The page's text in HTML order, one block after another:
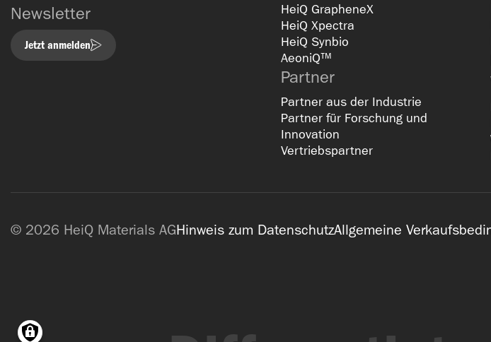
Newsletter
Jetzt anmelden
HeiQ GrapheneX
HeiQ Xpectra
HeiQ Synbio
AeoniQ™
Partner
Partner aus der Industrie
Partner für Forschung und
Innovation
Vertriebspartner
© 2026 HeiQ Materials AGHinweis zum DatenschutzAllgemeine